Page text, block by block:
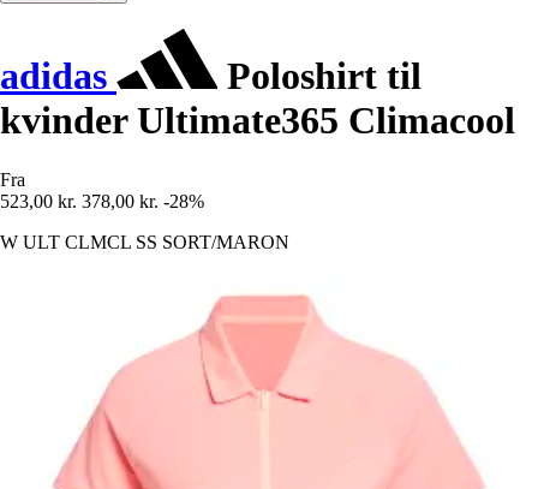
adidas
Poloshirt til
kvinder Ultimate365 Climacool
Fra
523,00 kr. 378,00 kr. -28%
W ULT CLMCL SS SORT/MARON